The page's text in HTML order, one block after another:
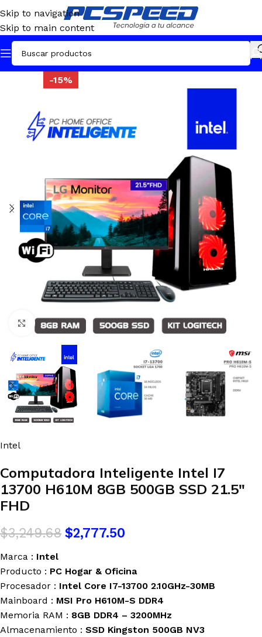
Skip to navigation
Skip to main content
-15%
Clic para agrandar
Intel
Computadora Inteligente Intel I7
13700 H610M 8GB 500GB SSD 21.5″
FHD
$3,249.68 $2,777.50
Marca : Intel
Producto : PC Hogar & Oficina
Procesador : Intel Core I7-13700 2.10GHz-30MB
Mainboard : MSI Pro H610M-S DDR4
Memoria RAM : 8GB DDR4 – 3200MHz
Almacenamiento : SSD Kingston 500GB NV3